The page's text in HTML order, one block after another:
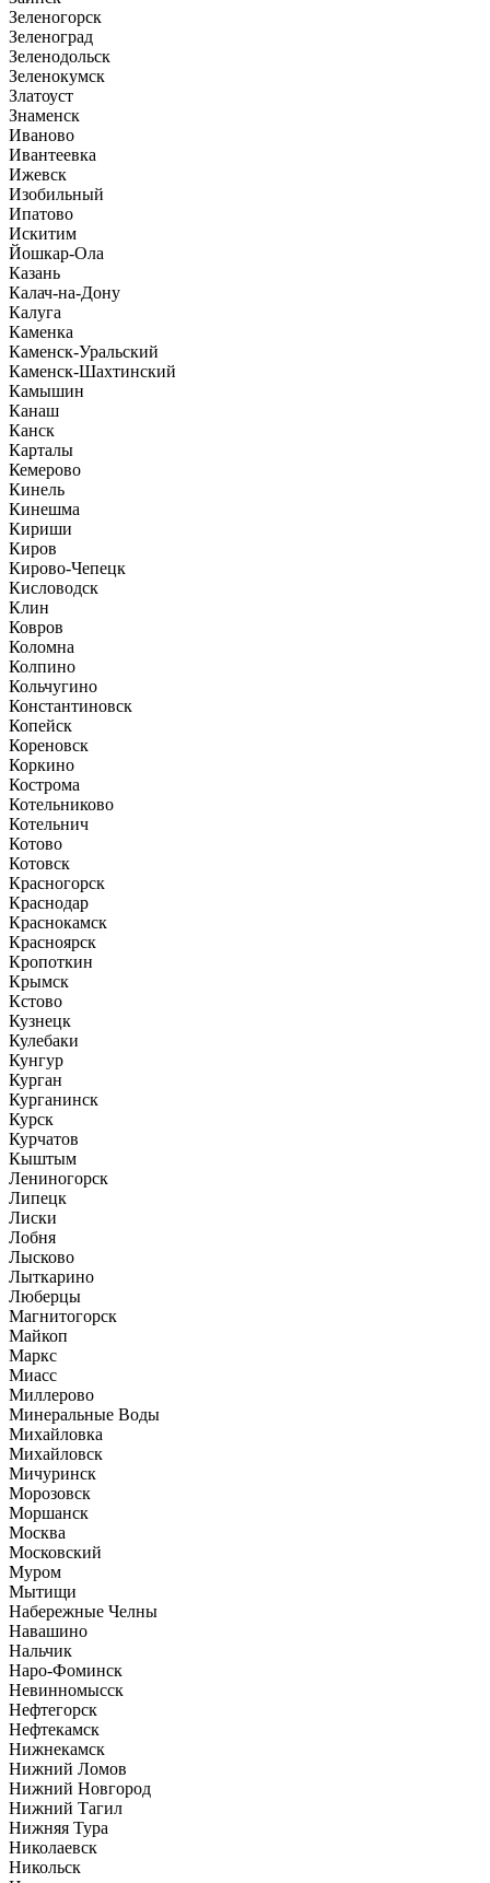
Зеленогорск
Зеленоград
Зеленодольск
Зеленокумск
Златоуст
Знаменск
Иваново
Ивантеевка
Ижевск
Изобильный
Ипатово
Искитим
Йошкар-Ола
Казань
Калач-на-Дону
Калуга
Каменка
Каменск-Уральский
Каменск-Шахтинский
Камышин
Канаш
Канск
Карталы
Кемерово
Кинель
Кинешма
Кириши
Киров
Кирово-Чепецк
Кисловодск
Клин
Ковров
Коломна
Колпино
Кольчугино
Константиновск
Копейск
Кореновск
Коркино
Кострома
Котельниково
Котельнич
Котово
Котовск
Красногорск
Краснодар
Краснокамск
Красноярск
Кропоткин
Крымск
Кстово
Кузнецк
Кулебаки
Кунгур
Курган
Курганинск
Курск
Курчатов
Кыштым
Лениногорск
Липецк
Лиски
Лобня
Лысково
Лыткарино
Люберцы
Магнитогорск
Майкоп
Маркс
Миасс
Миллерово
Минеральные Воды
Михайловка
Михайловск
Мичуринск
Морозовск
Моршанск
Москва
Московский
Муром
Мытищи
Набережные Челны
Навашино
Нальчик
Наро-Фоминск
Невинномысск
Нефтегорск
Нефтекамск
Нижнекамск
Нижний Ломов
Нижний Новгород
Нижний Тагил
Нижняя Тура
Николаевск
Никольск